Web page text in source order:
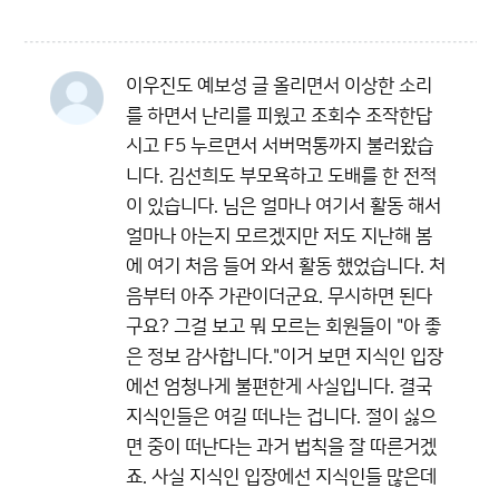
이우진도 예보성 글 올리면서 이상한 소리
를 하면서 난리를 피웠고 조회수 조작한답
시고 F5 누르면서 서버먹통까지 불러왔습
니다. 김선희도 부모욕하고 도배를 한 전적
이 있습니다. 님은 얼마나 여기서 활동 해서
얼마나 아는지 모르겠지만 저도 지난해 봄
에 여기 처음 들어 와서 활동 했었습니다. 처
음부터 아주 가관이더군요. 무시하면 된다
구요? 그걸 보고 뭐 모르는 회원들이 "아 좋
은 정보 감사합니다."이거 보면 지식인 입장
에선 엄청나게 불편한게 사실입니다. 결국
지식인들은 여길 떠나는 겁니다. 절이 싫으
면 중이 떠난다는 과거 법칙을 잘 따른거겠
죠. 사실 지식인 입장에선 지식인들 많은데